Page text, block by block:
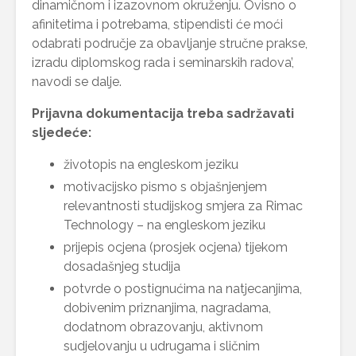
dinamičnom i izazovnom okruženju. Ovisno o
afinitetima i potrebama, stipendisti će moći
odabrati područje za obavljanje stručne prakse,
izradu diplomskog rada i seminarskih radova’,
navodi se dalje.
Prijavna dokumentacija treba sadržavati
sljedeće:
životopis na engleskom jeziku
motivacijsko pismo s objašnjenjem
relevantnosti studijskog smjera za Rimac
Technology – na engleskom jeziku
prijepis ocjena (prosjek ocjena) tijekom
dosadašnjeg studija
potvrde o postignućima na natjecanjima,
dobivenim priznanjima, nagradama,
dodatnom obrazovanju, aktivnom
sudjelovanju u udrugama i sličnim